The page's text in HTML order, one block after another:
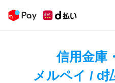
信用金庫
メルペイ / d